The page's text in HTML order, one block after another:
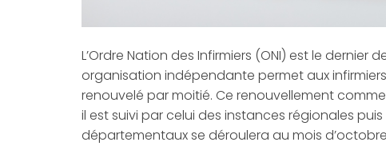
L’Ordre Nation des Infirmiers (ONI) est le dernier
organisation indépendante permet aux infirmiers
renouvelé par moitié. Ce renouvellement
il est suivi par celui des instances régionales
départementaux se déroulera au mois